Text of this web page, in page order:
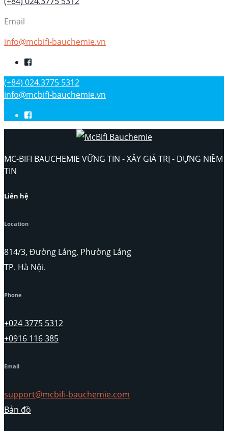
Email
info@mcbifi-bauchemie.vn
(+84) 024.3775 5312
info@mcbifi-bauchemie.vn
MC-BIFI BAUCHEMIE VỮNG TIN - XÂY GIÁ TRỊ - DỰNG NIỀM
TIN
Liên hệ
Location
814/3, Đường Láng, Phường Láng
TP. Hà Nội.
Phone
+024 3775 5312
+0916 116 385
Email
support@mcbifi-bauchemie.com
Bản đồ